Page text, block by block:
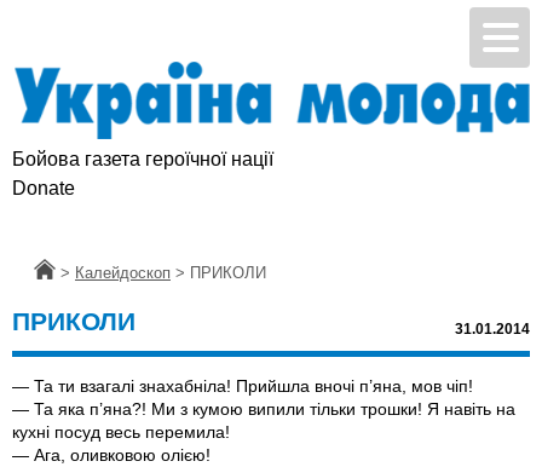
Бойова газета героїчної нації
Donate
Головна
> Калейдоскоп > ПРИКОЛИ
ПРИКОЛИ 31.01.2014
— Та ти взагалі знахабніла! Прийшла вночі п’яна, мов чіп!
— Та яка п’яна?! Ми з кумою випили тільки трошки! Я навіть на
кухні посуд весь перемила!
— Ага, оливковою олією!